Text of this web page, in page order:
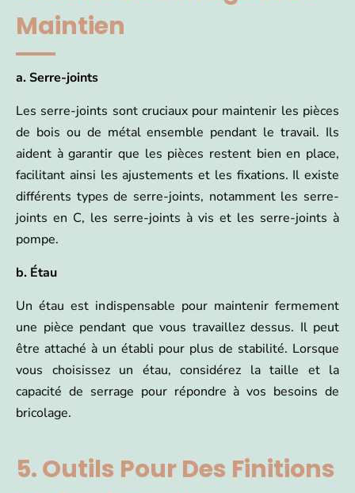
Maintien
a. Serre-joints
Les serre-joints sont cruciaux pour maintenir les pièces
de bois ou de métal ensemble pendant le travail. Ils
aident à garantir que les pièces restent bien en place,
facilitant ainsi les ajustements et les fixations. Il existe
différents types de serre-joints, notamment les serre-
joints en C, les serre-joints à vis et les serre-joints à
pompe.
b. Étau
Un étau est indispensable pour maintenir fermement
une pièce pendant que vous travaillez dessus. Il peut
être attaché à un établi pour plus de stabilité. Lorsque
vous choisissez un étau, considérez la taille et la
capacité de serrage pour répondre à vos besoins de
bricolage.
5. Outils Pour Des Finitions